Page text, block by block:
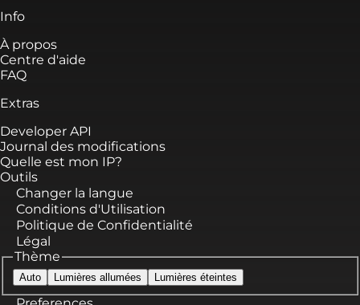
Info
À propos
Centre d'aide
FAQ
Extras
Developer API
Journal des modifications
Quelle est mon IP?
Outils
Changer la langue
Conditions d'Utilisation
Politique de Confidentialité
Légal
Thème
Auto Lumières allumées Lumières éteintes